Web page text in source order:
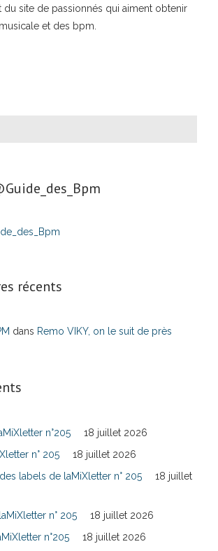
du site de passionnés qui aiment obtenir
et des bpm.
récents
dans Remo VIKY, on le suit de près
n°205
18 juillet 2026
n° 205
18 juillet 2026
labels de laMiXletter n° 205
18 juillet
n° 205
18 juillet 2026
n°205
18 juillet 2026